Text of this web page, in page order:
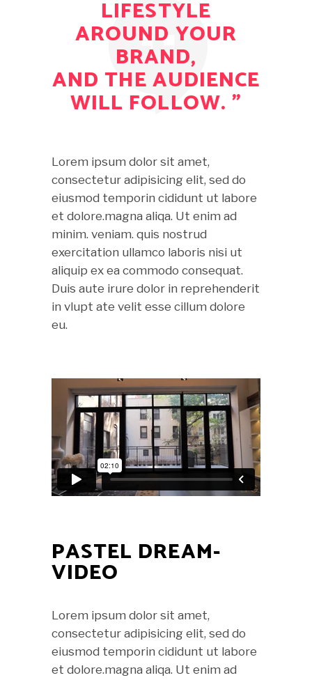
LIFESTYLE
AROUND YOUR
BRAND,
AND THE AUDIENCE
WILL FOLLOW. ”
Lorem ipsum dolor sit amet,
consectetur adipisicing elit, sed do
eiusmod temporin cididunt ut labore
et dolore.magna aliqa. Ut enim ad
minim. veniam. quis nostrud
exercitation ullamco laboris nisi ut
aliquip ex ea commodo consequat.
Duis aute irure dolor in reprehenderit
in vlupt ate velit esse cillum dolore
eu.
PASTEL DREAM-
VIDEO
Lorem ipsum dolor sit amet,
consectetur adipisicing elit, sed do
eiusmod temporin cididunt ut labore
et dolore.magna aliqa. Ut enim ad